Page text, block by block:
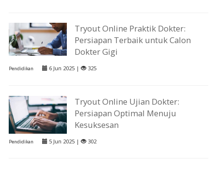
Tryout Online Praktik Dokter:
Persiapan Terbaik untuk Calon
Dokter Gigi
Pendidikan 6 Jun 2025 | 325
Tryout Online Ujian Dokter:
Persiapan Optimal Menuju
Kesuksesan
Pendidikan 5 Jun 2025 | 302